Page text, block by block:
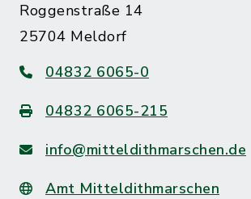
Roggenstraße 14
25704 Meldorf
04832 6065-0
04832 6065-215
info@mitteldithmarschen.de
Amt Mitteldithmarschen